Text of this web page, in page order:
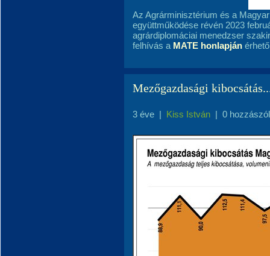
Az Agrárminisztérium és a
együttműködése révén 2023
agrárdiplomáciai menedzser
felhívás a MATE honlapján
Mezőgazdasági
3 éve | Kiss István | 0